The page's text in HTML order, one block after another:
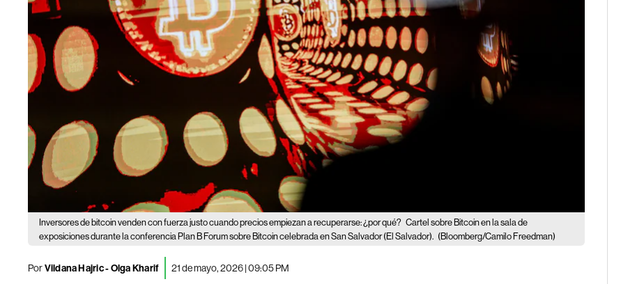
Inversores de bitcoin venden con fuerza justo cuando precios empiezan a recuperarse: ¿por qué? Cartel sobre Bitcoin en la sala de
exposiciones durante la conferencia Plan B Forum sobre Bitcoin celebrada en San Salvador (El Salvador). (Bloomberg/Camilo Freedman)
PorVildana Hajric - Olga Kharif 21 de mayo, 2026 | 09:05 PM